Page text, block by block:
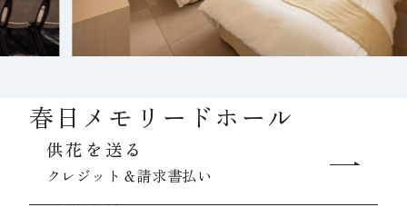
施設案内
お知らせ
資料請求
春日メモリードホール
供花を送る
クレジット＆請求書払い